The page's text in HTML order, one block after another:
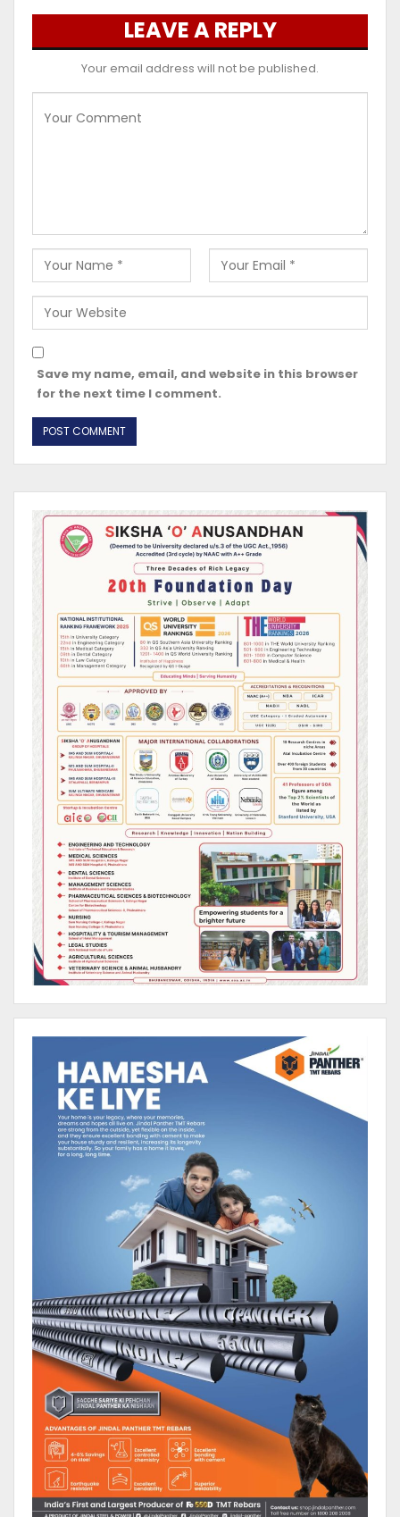
LEAVE A REPLY
Your email address will not be published.
Save my name, email, and website in this browser
for the next time I comment.